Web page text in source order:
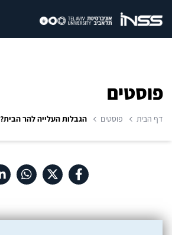
פוסטים
דף הבית פוסטים הגבלות העלייה להר הבית?